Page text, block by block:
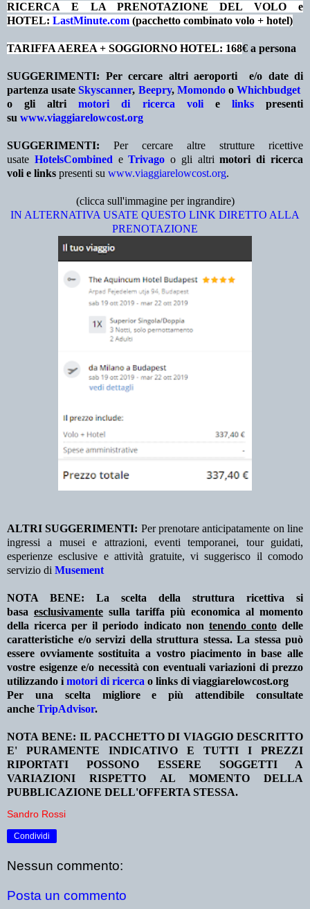
RICERCA E LA PRENOTAZIONE DEL VOLO e
HOTEL: LastMinute.com (pacchetto combinato volo + hotel)
TARIFFA AEREA + SOGGIORNO HOTEL: 168€ a persona
SUGGERIMENTI: Per cercare altri aeroporti e/o date di
partenza usateSkyscanner, Beepry, MomondooWhichbudget
o gli altrimotori di ricerca volie linkspresenti
su www.viaggiarelowcost.org
SUGGERIMENTI: Per cercare altre strutture ricettive
usate HotelsCombined eTrivago o gli altrimotori di ricerca
voli e links presenti su www.viaggiarelowcost.org.
(clicca sull'immagine per ingrandire)
IN ALTERNATIVA USATE QUESTO LINK DIRETTO ALLA
PRENOTAZIONE
ALTRI SUGGERIMENTI: Per prenotare anticipatamente on line
ingressi a musei e attrazioni, eventi temporanei, tour guidati,
esperienze esclusive e attività gratuite, vi suggerisco il comodo
servizio di Musement
NOTA BENE: La scelta della struttura ricettiva si
basa esclusivamente sulla tariffa più economica al momento
della ricerca per il periodo indicato non tenendo contodelle
caratteristiche e/o servizi della struttura stessa. La stessa può
essere ovviamente sostituita a vostro piacimento in base alle
vostre esigenze e/o necessità con eventuali variazioni di prezzo
utilizzando i motori di ricerca o links di viaggiarelowcost.org
Per una scelta migliore e più attendibile consultate
anche TripAdvisor.
NOTA BENE: IL PACCHETTO DI VIAGGIO DESCRITTO
E' PURAMENTE INDICATIVO E TUTTI I PREZZI
RIPORTATI POSSONO ESSERE SOGGETTI A
VARIAZIONI RISPETTO AL MOMENTO DELLA
PUBBLICAZIONE DELL'OFFERTA STESSA.
Sandro Rossi
Condividi
Nessun commento:
Posta un commento